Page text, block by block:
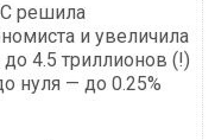
решила
и увеличила
4.5 триллионов (!)
нуля — до 0.25%